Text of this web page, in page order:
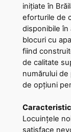
inițiate în
eforturile de
disponibile în
blocuri cu
fiind
de calitate
numărului
de opțiuni
Locuințele
satisface